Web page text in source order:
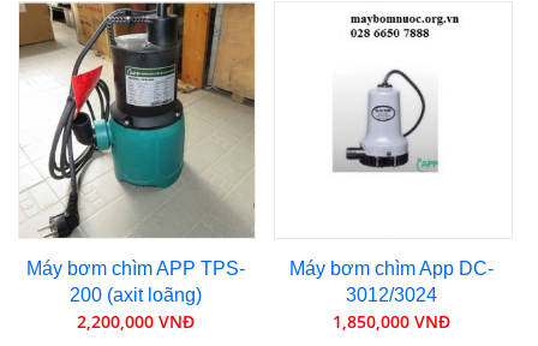
Máy bơm chìm APP TPS-
200 (axit loãng)
2,200,000 VNĐ
Máy bơm chìm App DC-
3012/3024
1,850,000 VNĐ